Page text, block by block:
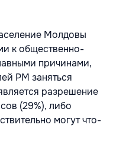
Молдовы
к общественно-
причинами,
РМ заняться
разрешение
(29%), либо
могут что-